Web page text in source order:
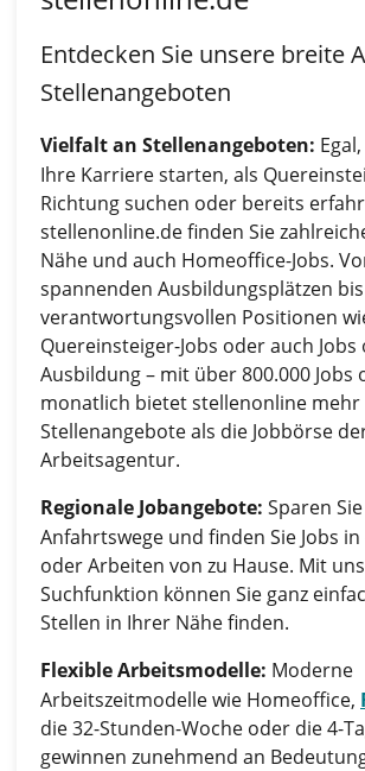
Entdecken Sie unsere breite
Stellenangeboten
Vielfalt an Stellenangeboten:
Ihre Karriere starten, als
Richtung suchen oder bereits
stellenonline.de finden Sie
Nähe und auch Homeoffice-Jobs.
spannenden Ausbildungsplätzen
verantwortungsvollen Positionen
Quereinsteiger-Jobs oder auch Jobs
Ausbildung – mit über 800.000 Jobs
monatlich bietet stellenonline mehr
Stellenangebote als die Jobbörse
Arbeitsagentur.
Regionale Jobangebote: Sparen
Anfahrtswege und finden Sie Jobs
oder Arbeiten von zu Hause. Mit
Suchfunktion können Sie ganz
Stellen in Ihrer Nähe finden.
Flexible Arbeitsmodelle: Moderne
Arbeitszeitmodelle wie Homeoffice,
die 32-Stunden-Woche oder die 4-
gewinnen zunehmend an